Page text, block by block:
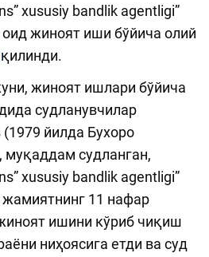
xususiy bandlik agentligi”
жиноят иши бўйича олий
қилинди.
жиноят ишлари бўйича
судланувчилар
йилда Бухоро
муқаддам судланган,
xususiy bandlik agentligi”
11 нафар
ишини кўриб чиқиш
ниҳоясига етди ва суд